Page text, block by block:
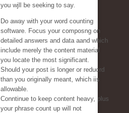
you wjll be seeking to say.
Do away with your word counting
software. Focus your composng on
detailed answers and data aand which
include merely the content material
you locate the most significant.
Should your post is longer or reducrd
than you originally meant, which iis
allowable.
Conntinue to keep content heavy, plus
your phrase count up will not